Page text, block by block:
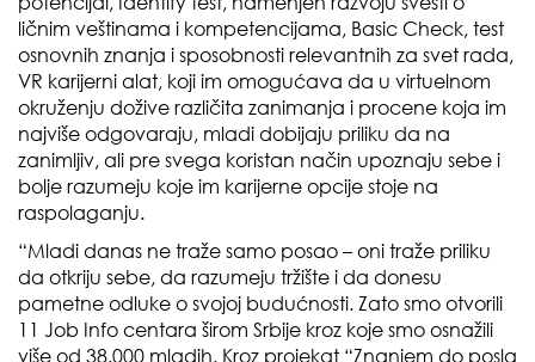
ličnim veštinama i kompetencijama, Basic Check, test
osnovnih znanja i sposobnosti relevantnih za svet rada,
VR karijerni alat, koji im omogućava da u virtuelnom
okruženju dožive različita zanimanja i procene koja im
najviše odgovaraju, mladi dobijaju priliku da na
zanimljiv, ali pre svega koristan način upoznaju sebe i
bolje razumeju koje im karijerne opcije stoje na
raspolaganju.
“Mladi danas ne traže samo posao – oni traže priliku
da otkriju sebe, da razumeju tržište i da donesu
pametne odluke o svojoj budućnosti. Zato smo otvorili
11 Job Info centara širom Srbije kroz koje smo osnažili
više od 38.000 mladih. Kroz projekat “Znanjem do posla